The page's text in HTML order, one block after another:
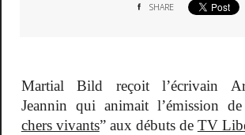
SHARE
Martial Bild reçoit l’écrivain
Jeannin qui animait l’émission
chers vivants” aux débuts de TV